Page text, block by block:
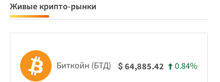
Живые крипто-рынки
Биткойн (БТД) $64,885.42 0.84%